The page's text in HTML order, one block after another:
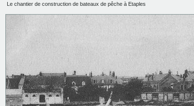
Le chantier de construction de bateaux de pêche à Etaples